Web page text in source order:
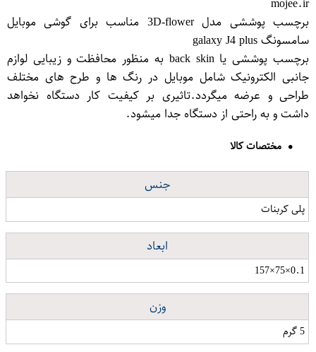
برچسب پوششی مدل 3D-flower مناسب برای گوشی موبایل
سامسونگ galaxy J4 plus
برچسب پوششی یا back skin به منظور محافظت و زیبایی لوازم
جانبی الکترونیک شامل موبایل در رنگ ها و طرح های مختلف
طراحی و عرضه میگردد.تاثیری بر کیفیت کار دستگاه نخواهد
داشت و به راحتی از دستگاه جدا میشود.
مختصات کالا
جنس
پلی کربنات
ابعاد
0.1×75×157
وزن
5 گرم